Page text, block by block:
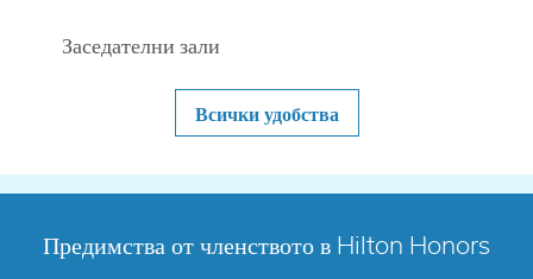
Заседателни зали
Всички удобства
Предимства от членството в Hilton Honors